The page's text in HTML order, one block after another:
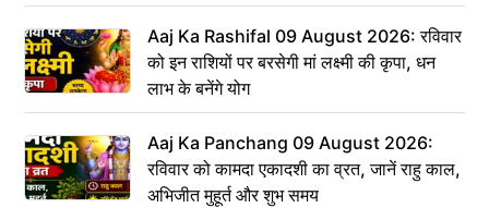
Aaj Ka Rashifal 09 August 2026: रविवार
को इन राशियों पर बरसेगी मां लक्ष्मी की कृपा, धन
लाभ के बनेंगे योग
Aaj Ka Panchang 09 August 2026:
रविवार को कामदा एकादशी का व्रत, जानें राहु काल,
अभिजीत मुहूर्त और शुभ समय